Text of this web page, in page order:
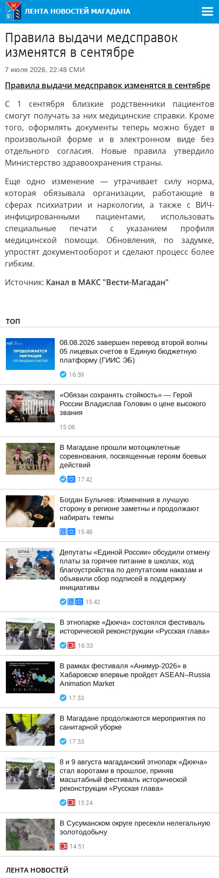
Правила выдачи медсправок
изменятся в сентябре
7 июля 2026, 22:48 СМИ
Правила выдачи медсправок изменятся в сентябре
С 1 сентября близкие родственники пациентов
смогут получать за них медицинские справки. Кроме
того, оформлять документы теперь можно будет в
произвольной форме и в электронном виде без
отдельного согласия. Новые правила утвердило
Министерство здравоохранения страны.
Еще одно изменение — утрачивает силу норма,
которая обязывала организации, работающие в
сферах психиатрии и наркологии, а также с ВИЧ-
инфицированными пациентами, использовать
специальные печати с указанием профиля
медицинской помощи. Обновления, по задумке,
упростят документооборот и сделают процесс более
гибким.
Источник: Канал в МАКС "Вести-Магадан"
ТОП
08.08.2026 завершен перевод второй волны
05 лицевых счетов в Единую бюджетную
платформу (ГИИС ЭБ)
16:39
«Обязан сохранять стойкость» — Герой
России Владислав Головин о цене высокого
звания
15:06
В Магадане прошли мотоциклетные
соревнования, посвященные героям боевых
действий
17:42
Богдан Булычев: Изменения в лучшую
сторону в регионе заметны и продолжают
набирать темпы
15:48
Депутаты «Единой России» обсудили отмену
платы за горячее питание в школах, ход
благоустройства по депутатским наказам и
объявили сбор подписей в поддержку
инициативы
15:42
В этнопарке «Дюкча» состоялся фестиваль
исторической реконструкции «Русская глава»
16:33
В рамках фестиваля «Анимур-2026» в
Хабаровске впервые пройдет ASEAN–Russia
Animation Market
17:33
В Магадане продолжаются мероприятия по
санитарной уборке
17:33
8 и 9 августа магаданский этнопарк «Дюкча»
стал воротами в прошлое, приняв
масштабный фестиваль исторической
реконструкции «Русская глава»
15:24
В Сусуманском округе пресекли нелегальную
золотодобычу
14:51
ЛЕНТА НОВОСТЕЙ